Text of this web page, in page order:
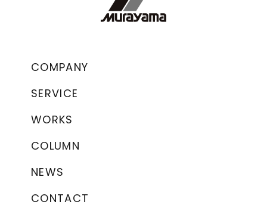
COMPANY
SERVICE
WORKS
COLUMN
NEWS
CONTACT